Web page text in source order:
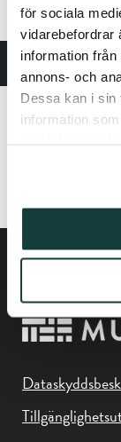
för sociala
vidarebefordrar
information
annons- och
Dessa kan i sin
information
Museet Ett
dörrarna
Museernas
https://